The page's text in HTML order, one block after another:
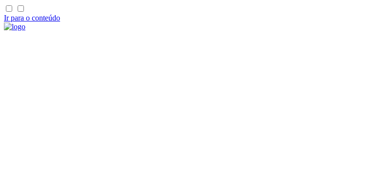
Ir para o conteúdo